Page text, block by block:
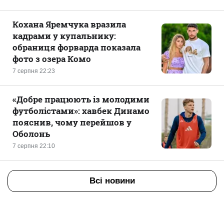
7 серпня 22:23
Кохана Яремчука вразила
кадрами у купальнику:
обраниця форварда показала
фото з озера Комо
7 серпня 22:10
«Добре працюють із молодими
футболістами»: хавбек Динамо
пояснив, чому перейшов у
Оболонь
Всі новини